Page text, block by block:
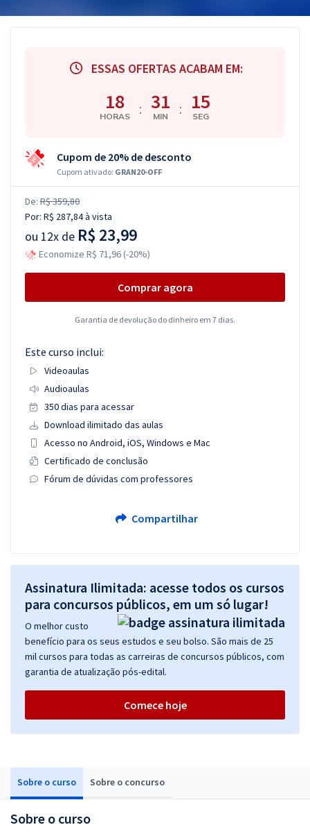
Aprovados
Sobre o curso Sobre o concurso
Sobre o curso
ESSAS OFERTAS ACABAM EM:
18
HORAS : 31
MIN : 14
SEG
Cupom de 20% de desconto
Cupom ativado: GRAN20-OFF
De: R$ 359,80
Por: R$ 287,84à vista
ou 12x de R$ 23,99
Economize R$ 71,96 (-20%)
Comprar agora
Garantia de devolução do dinheiro em 7 dias.
Este curso inclui:
Videoaulas
Audioaulas
350 dias para acessar
Download ilimitado das aulas
Acesso no Android, iOS, Windows e Mac
Certificado de conclusão
Fórum de dúvidas com professores
Compartilhar
Assinatura Ilimitada: acesse todos os cursos
para concursos públicos, em um só lugar!
O melhor custo
benefício para os seus estudos e seu bolso. São mais de 25
mil cursos para todas as carreiras de concursos públicos, com
garantia de atualização pós-edital.
Comece hoje